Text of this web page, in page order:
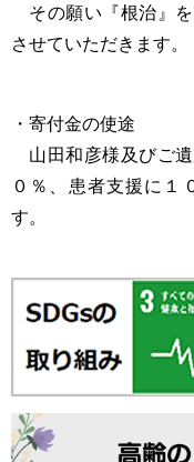
その願い『根治』
させていただきます。
・寄付金の使途
山田和彦様及びご遺
０％、患者支援に１
す。